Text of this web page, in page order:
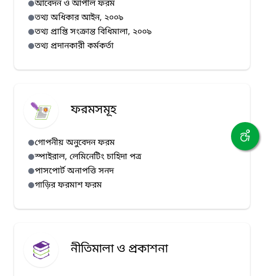
আবেদন ও আপীল ফরম
তথ্য অধিকার আইন, ২০০৯
তথ্য প্রাপ্তি সংক্রান্ত বিধিমালা, ২০০৯
তথ্য প্রদানকারী কর্মকর্তা
ফরমসমূহ
গোপনীয় অনুবেদন ফরম
স্পাইরাল, লেমিনেটিং চাহিদা পত্র
পাসপোর্ট অনাপত্তি সনদ
গাড়ির ফরমাশ ফরম
নীতিমালা ও প্রকাশনা